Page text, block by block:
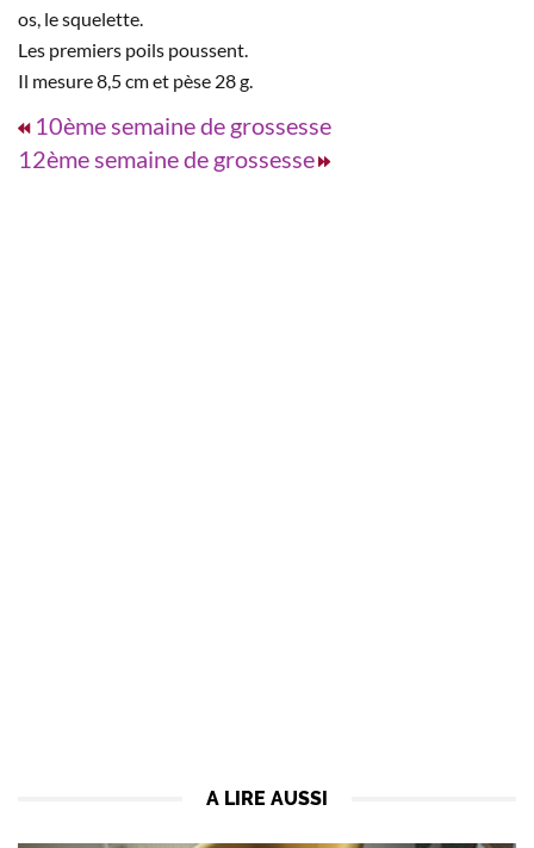
os, le squelette.
Les premiers poils poussent.
Il mesure 8,5 cm et pèse 28 g.
10ème semaine de grossesse
12ème semaine de grossesse
A LIRE AUSSI